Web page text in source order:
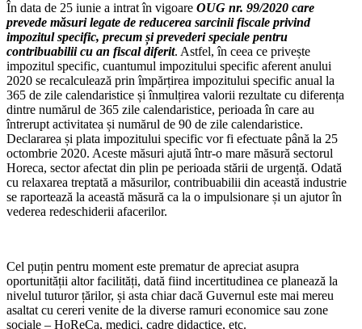
În data de 25 iunie a intrat în vigoare OUG nr. 99/2020 care
prevede măsuri legate de reducerea sarcinii fiscale privind
impozitul specific, precum și prevederi speciale pentru
contribuabilii cu an fiscal diferit. Astfel, în ceea ce privește
impozitul specific, cuantumul impozitului specific aferent anului
2020 se recalculează prin împărțirea impozitului specific anual la
365 de zile calendaristice și înmulțirea valorii rezultate cu diferența
dintre numărul de 365 zile calendaristice, perioada în care au
întrerupt activitatea și numărul de 90 de zile calendaristice.
Declararea și plata impozitului specific vor fi efectuate până la 25
octombrie 2020. Aceste măsuri ajută într-o mare măsură sectorul
Horeca, sector afectat din plin pe perioada stării de urgență. Odată
cu relaxarea treptată a măsurilor, contribuabilii din această industrie
se raportează la această măsură ca la o impulsionare și un ajutor în
vederea redeschiderii afacerilor.
Cel puțin pentru moment este prematur de apreciat asupra
oportunității altor facilități, dată fiind incertitudinea ce planează la
nivelul tuturor țărilor, și asta chiar dacă Guvernul este mai mereu
asaltat cu cereri venite de la diverse ramuri economice sau zone
sociale – HoReCa, medici, cadre didactice, etc.